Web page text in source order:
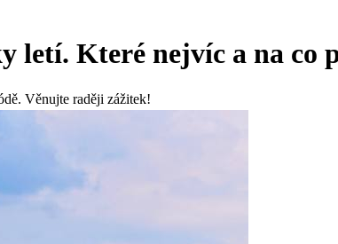
letí. Které nejvíc a na co
Věnujte raději zážitek!